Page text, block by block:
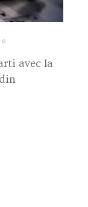
avec la